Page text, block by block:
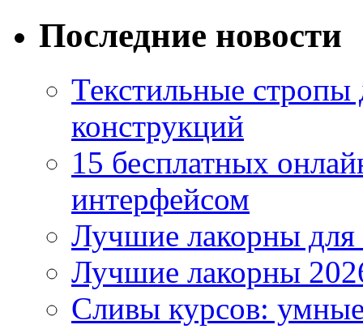
Последние новости
Текстильные
конструкций
15 бесплатных
интерфейсом
Лучшие лакорны для
Лучшие лакорны
Сливы курсов: